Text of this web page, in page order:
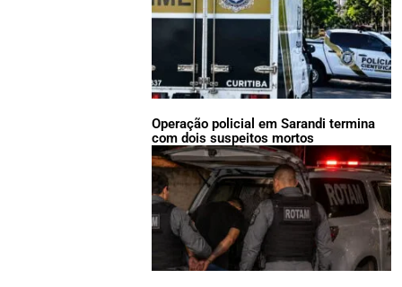
Operação policial em Sarandi termina
com dois suspeitos mortos